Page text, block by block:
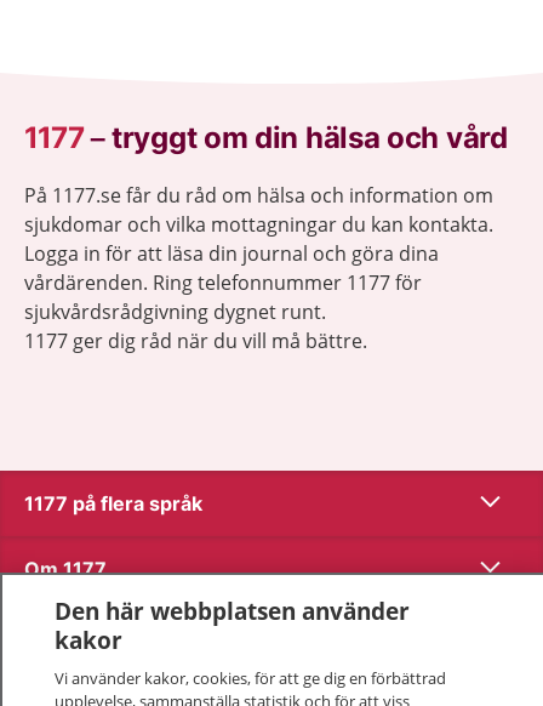
1177–tryggt om din hälsa och vård
På 1177.se får du råd om hälsa och information om
sjukdomar och vilka mottagningar du kan kontakta.
Logga in för att läsa din journal och göra dina
vårdärenden. Ring telefonnummer 1177 för
sjukvårdsrådgivning dygnet runt.
1177 ger dig råd när du vill må bättre.
1177 på flera språk Visa
Om 1177 Visa
Kontakt
Den här webbplatsen använder
kakor
Vi använder kakor, cookies, för att ge dig en förbättrad
upplevelse, sammanställa statistik och för att viss